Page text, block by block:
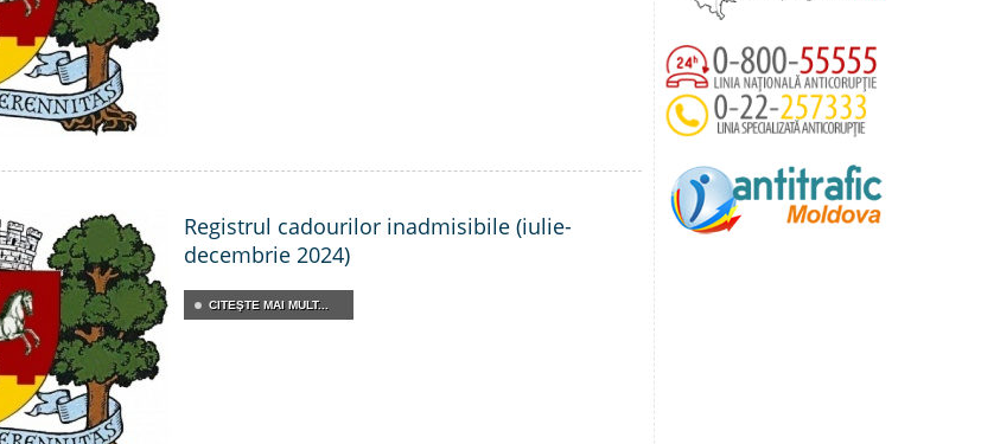
Registrul cadourilor inadmisibile (iulie-
decembrie 2024)
CITEŞTE MAI MULT...